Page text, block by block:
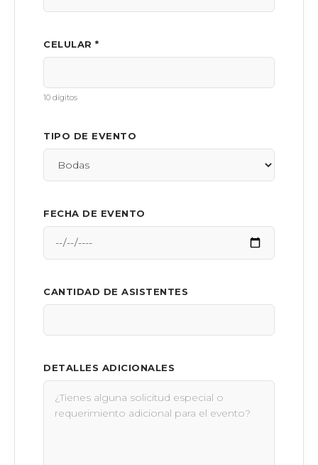
CELULAR *
10 dígitos
TIPO DE EVENTO
FECHA DE EVENTO
CANTIDAD DE ASISTENTES
DETALLES ADICIONALES